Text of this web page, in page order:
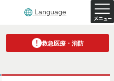
Language
救急医療・消防